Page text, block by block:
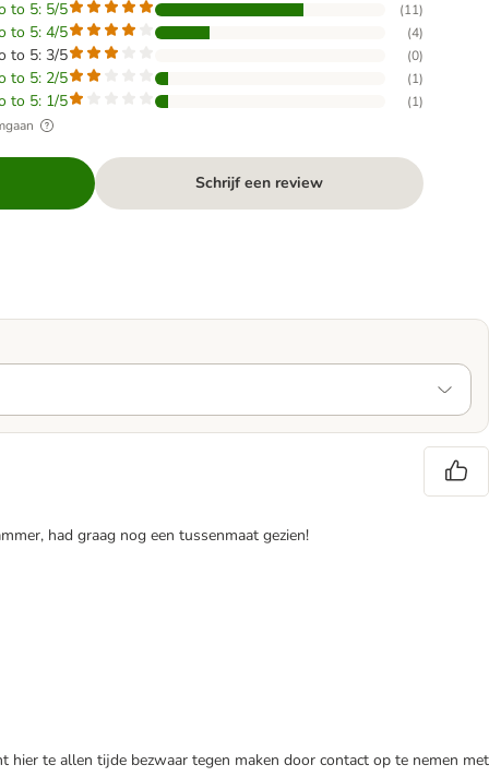
to 5: 5/5 (11)
to 5: 4/5 (4)
to 5: 3/5 (0)
to 5: 2/5 (1)
to 5: 1/5 (1)
Schrijf een review
had graag nog een tussenmaat gezien!
te allen tijde bezwaar tegen maken door contact op te nemen met